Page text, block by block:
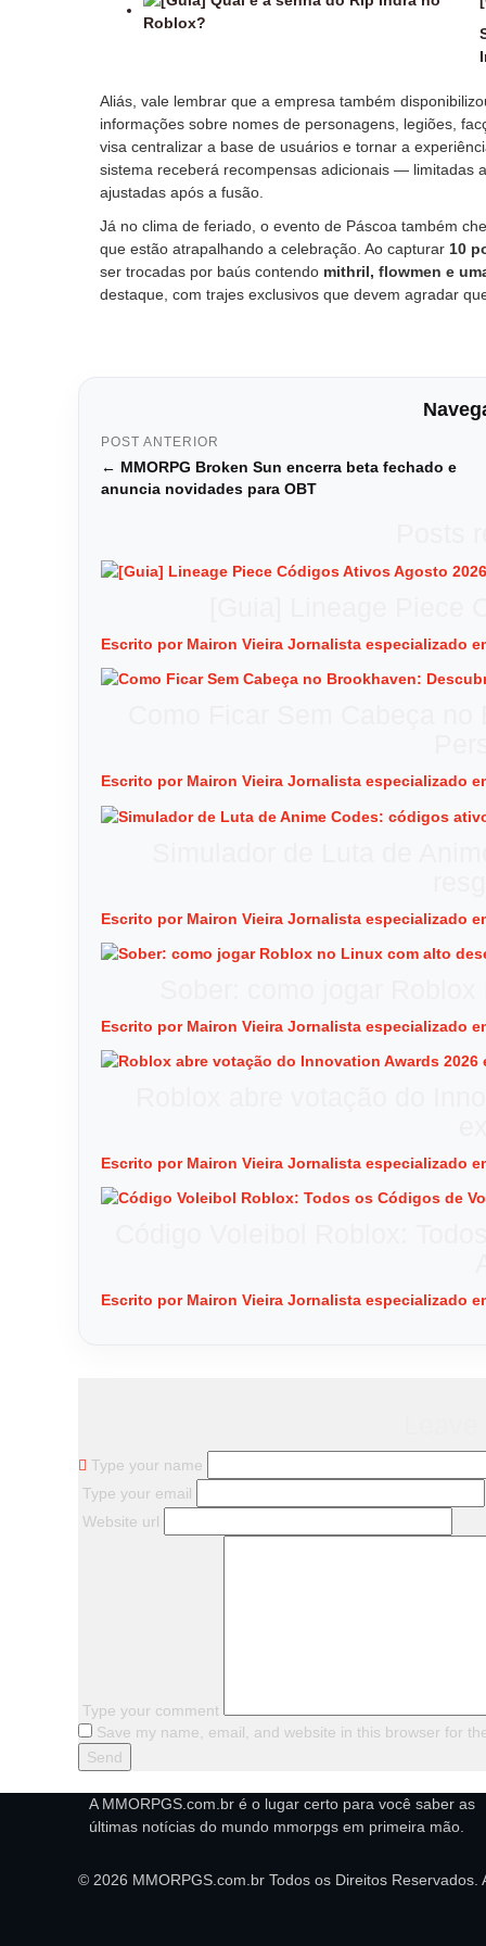
Aliás, vale lembrar que a empresa também
informações sobre nomes de personagens, legiões,
visa centralizar a base de usuários e tornar a
sistema receberá recompensas adicionais — limitadas
ajustadas após a fusão.
Já no clima de feriado, o evento de Páscoa também
que estão atrapalhando a celebração. Ao capturar 10
ser trocadas por baús contendo mithril, flowmen e
destaque, com trajes exclusivos que devem agradar
POST ANTERIOR
← MMORPG Broken Sun encerra beta fechado e
anuncia novidades para OBT
Escrito por Mairon Vieira Jornalista especializado
Escrito por Mairon Vieira Jornalista especializado
Escrito por Mairon Vieira Jornalista especializado
Escrito por Mairon Vieira Jornalista especializado
Escrito por Mairon Vieira Jornalista especializado
Escrito por Mairon Vieira Jornalista especializado
Type your name
Type your email
Website url
Type your comment
Save my name, email, and website in this browser for
A MMORPGS.com.br é o lugar certo para você saber as
últimas notícias do mundo mmorpgs em primeira mão.
© 2026 MMORPGS.com.br Todos os Direitos